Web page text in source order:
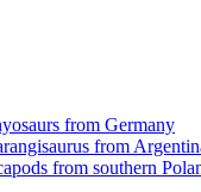
from Germany
from
from southern